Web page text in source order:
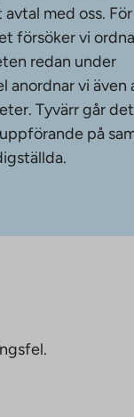
med oss. För
försöker vi
redan under
anordnar vi även
Tyvärr går
på